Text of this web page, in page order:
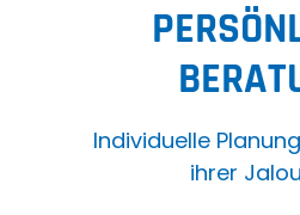
Individuelle
ihrer